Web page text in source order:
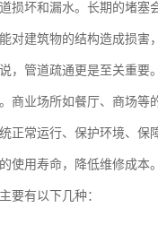
损坏和漏水。长期的堵塞
对建筑物的结构造成损害
，管道疏通更是至关重
商业场所如餐厅、商场等
正常运行、保护环境、
使用寿命，降低维修成本。
要有以下几种：